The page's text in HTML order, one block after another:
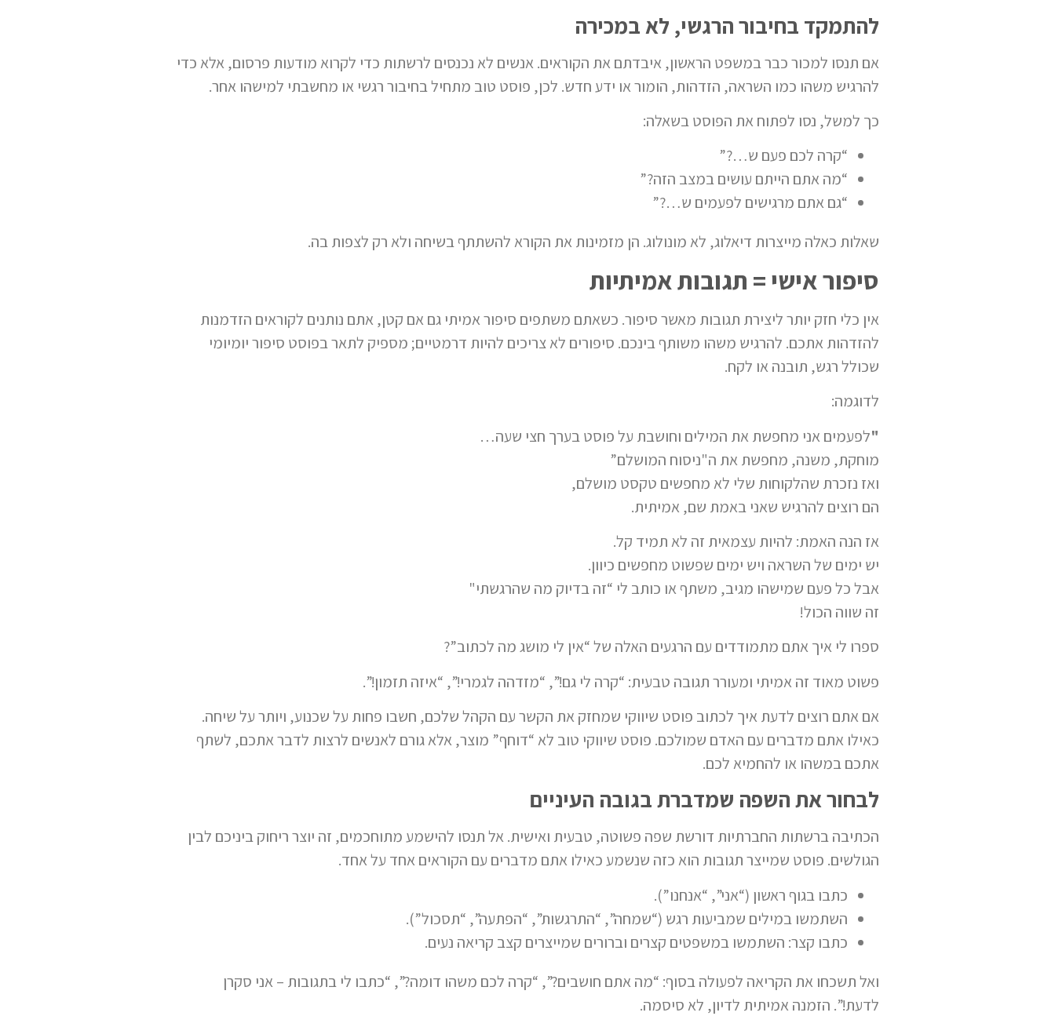
להתמקד בחיבורהרגשי, לא במכירה
אם תנסו למכור כבר במשפט הראשון, איבדתם את הקוראים. אנשים לא נכנסים לרשתות כדי לקרוא מודעות פרסום, אלא כדי
להרגיש משהו כמו השראה, הזדהות, הומור או ידע חדש. לכן, פוסט טוב מתחיל בחיבור רגשי או מחשבתי למישהו אחר.
כך למשל, נסו לפתוח את הפוסט בשאלה:
“קרה לכם פעם ש…?”
“מה אתם הייתם עושים במצב הזה?”
“גם אתם מרגישים לפעמים ש…?”
שאלות כאלה מייצרות דיאלוג, לא מונולוג. הן מזמינות את הקורא להשתתף בשיחה ולא רק לצפות בה.
סיפור אישי = תגובות אמיתיות
אין כלי חזק יותר ליצירת תגובות מאשר סיפור. כשאתם משתפים סיפור אמיתי גם אם קטן, אתם נותנים לקוראים הזדמנות
להזדהות אתכם. להרגיש משהו משותף בינכם. סיפורים לא צריכים להיות דרמטיים; מספיק לתאר בפוסט סיפור יומיומי
שכולל רגש, תובנה או לקח.
לדוגמה:
"לפעמים אני מחפשת את המילים וחושבת על פוסט בערך חצי שעה…
מוחקת, משנה, מחפשת את ה"ניסוח המושלם”
ואז נזכרת שהלקוחות שלי לא מחפשים טקסט מושלם,
הם רוצים להרגיש שאני באמת שם, אמיתית.
אז הנה האמת: להיות עצמאית זה לא תמיד קל.
יש ימים של השראה ויש ימים שפשוט מחפשים כיוון.
אבל כל פעם שמישהו מגיב, משתף או כותב לי “זה בדיוק מה שהרגשתי"
זה שווה הכול!
ספרו לי איך אתם מתמודדים עם הרגעים האלה של “אין לי מושג מה לכתוב”?
פשוט מאוד זה אמיתי ומעורר תגובה טבעית: “קרה לי גם!”, “מזדהה לגמרי!”, “איזה תזמון!”.
אם אתם רוצים לדעת איך לכתוב פוסט שיווקי שמחזק את הקשר עם הקהל שלכם, חשבו פחות על שכנוע, ויותר על שיחה.
כאילו אתם מדברים עם האדם שמולכם. פוסט שיווקי טוב לא “דוחף” מוצר, אלא גורם לאנשים לרצות לדבר אתכם, לשתף
אתכם במשהו או להחמיא לכם.
לבחור את השפה שמדברת בגובה העיניים
הכתיבה ברשתות החברתיות דורשת שפה פשוטה, טבעית ואישית. אל תנסו להישמע מתוחכמים, זה יוצר ריחוק ביניכם לבין
הגולשים. פוסט שמייצר תגובות הוא כזה שנשמע כאילו אתם מדברים עם הקוראים אחד על אחד.
כתבו בגוף ראשון (“אני”, “אנחנו”).
השתמשו במילים שמביעות רגש (“שמחה”, “התרגשות”, “הפתעה”, “תסכול”).
כתבו קצר: השתמשו במשפטים קצרים וברורים שמייצרים קצב קריאה נעים.
ואל תשכחו את הקריאה לפעולה בסוף: “מה אתם חושבים?”, “קרה לכם משהו דומה?”, “כתבו לי בתגובות – אני סקרן
לדעת!”. הזמנה אמיתית לדיון, לא סיסמה.